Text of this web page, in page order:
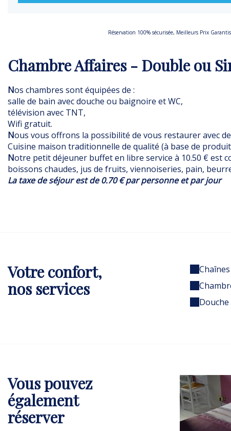
Réservation 100% sécurisée, Meilleurs Prix
Chambre Affaires - Double ou
Nos chambres sont équipées de :
salle de bain avec douche ou baignoire et WC,
télévision avec TNT,
Wifi gratuit.
Nous vous offrons la possibilité de vous restaurer avec
Cuisine maison traditionnelle de qualité (à base de
Notre petit déjeuner buffet en libre service à 10.50 € est
boissons chaudes, jus de fruits, viennoiseries, pain,
La taxe de séjour est de 0.70 € par personne et par jour
Votre confort,
nos services
Douche
Vous pouvez
également
réserver